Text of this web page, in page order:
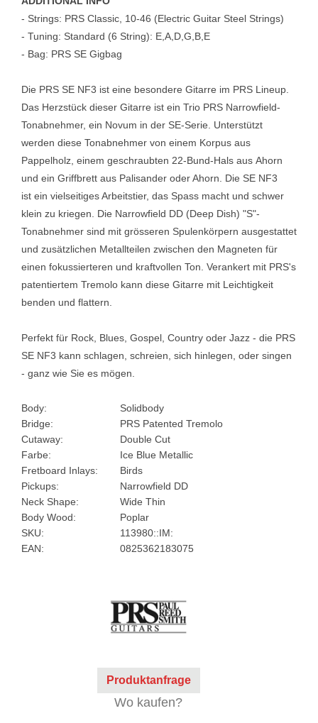
- Strings: PRS Classic, 10-46 (Electric Guitar Steel Strings)
- Tuning: Standard (6 String): E,A,D,G,B,E
- Bag: PRS SE Gigbag
Die PRS SE NF3 ist eine besondere Gitarre im PRS Lineup.
Das Herzstück dieser Gitarre ist ein Trio PRS Narrowfield-
Tonabnehmer, ein Novum in der SE-Serie. Unterstützt
werden diese Tonabnehmer von einem Korpus aus
Pappelholz, einem geschraubten 22-Bund-Hals aus Ahorn
und ein Griffbrett aus Palisander oder Ahorn. Die SE NF3
ist ein vielseitiges Arbeitstier, das Spass macht und schwer
klein zu kriegen. Die Narrowfield DD (Deep Dish) "S"-
Tonabnehmer sind mit grösseren Spulenkörpern ausgestattet
und zusätzlichen Metallteilen zwischen den Magneten für
einen fokussierteren und kraftvollen Ton. Verankert mit PRS's
patentiertem Tremolo kann diese Gitarre mit Leichtigkeit
benden und flattern.
Perfekt für Rock, Blues, Gospel, Country oder Jazz - die PRS
SE NF3 kann schlagen, schreien, sich hinlegen, oder singen
- ganz wie Sie es mögen.
Body:
Solidbody
Bridge:
PRS Patented Tremolo
Cutaway:
Double Cut
Farbe:
Ice Blue Metallic
Fretboard Inlays:
Birds
Pickups:
Narrowfield DD
Neck Shape:
Wide Thin
Body Wood:
Poplar
SKU:
113980::IM:
EAN:
0825362183075
Produktanfrage
Wo kaufen?